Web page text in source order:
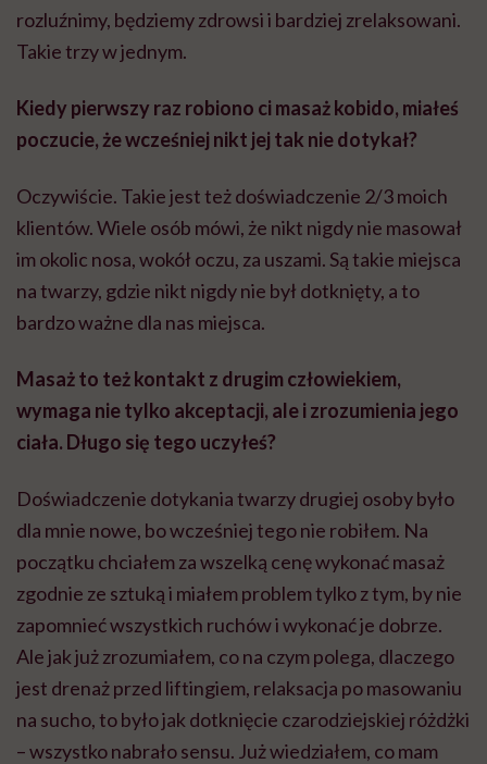
rozluźnimy, będziemy zdrowsi i bardziej zrelaksowani.
Takie trzy w jednym.
Kiedy pierwszy raz robiono ci masaż kobido, miałeś
poczucie, że wcześniej nikt jej tak nie dotykał?
Oczywiście. Takie jest też doświadczenie 2/3 moich
klientów. Wiele osób mówi, że nikt nigdy nie masował
im okolic nosa, wokół oczu, za uszami. Są takie miejsca
na twarzy, gdzie nikt nigdy nie był dotknięty, a to
bardzo ważne dla nas miejsca.
Masaż to też kontakt z drugim człowiekiem,
wymaga nie tylko akceptacji, ale i zrozumienia jego
ciała. Długo się tego uczyłeś?
Doświadczenie dotykania twarzy drugiej osoby było
dla mnie nowe, bo wcześniej tego nie robiłem. Na
początku chciałem za wszelką cenę wykonać masaż
zgodnie ze sztuką i miałem problem tylko z tym, by nie
zapomnieć wszystkich ruchów i wykonać je dobrze.
Ale jak już zrozumiałem, co na czym polega, dlaczego
jest drenaż przed liftingiem, relaksacja po masowaniu
na sucho, to było jak dotknięcie czarodziejskiej różdżki
– wszystko nabrało sensu. Już wiedziałem, co mam